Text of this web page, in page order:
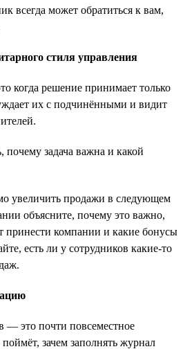
всегда может обратиться к вам,
стиля управления
когда решение принимает только
их с подчинёнными и видит
почему задача важна и какой
увеличить продажи в следующем
объясните, почему это важно,
принести компании и какие бонусы
есть ли у сотрудников какие-то
— это почти повсеместное
зачем заполнять журнал